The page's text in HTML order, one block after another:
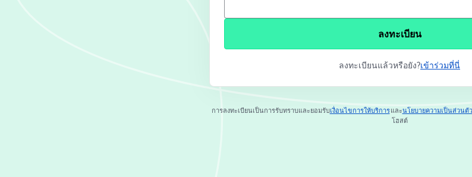
ลงทะเบียน
ลงทะเบียนแล้วหรือยัง?เข้าร่วมที่นี่
การลงทะเบียนเป็นการรับทราบและยอมรับเงื่อนไขการให้บริการ
เปิดในแท็บใหม่
และนโยบายความเป็นส่วนตัว
โฮสต์